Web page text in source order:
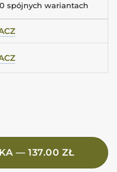
spójnych wariantach
Płytki z wzorem
— 137.00 ZŁ